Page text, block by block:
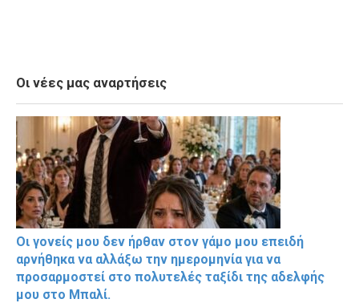
Οι νέες μας αναρτήσεις
Οι γονείς μου δεν ήρθαν στον γάμο μου επειδή
αρνήθηκα να αλλάξω την ημερομηνία για να
προσαρμοστεί στο πολυτελές ταξίδι της αδελφής
μου στο Μπαλί.